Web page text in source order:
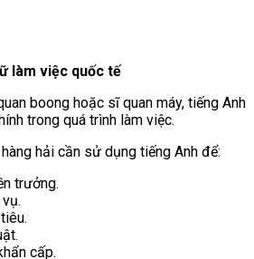
làm việc quốc tế
boong hoặc sĩ quan máy, tiếng Anh
trong quá trình làm việc.
hải cần sử dụng tiếng Anh để:
trưởng.
cấp.